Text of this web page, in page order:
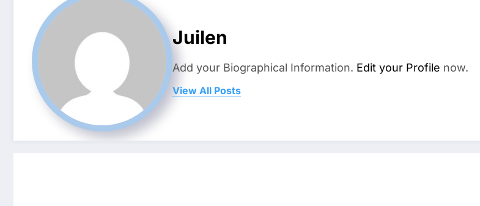
Juilen
Add your Biographical Information. Edit your Profile now.
View All Posts